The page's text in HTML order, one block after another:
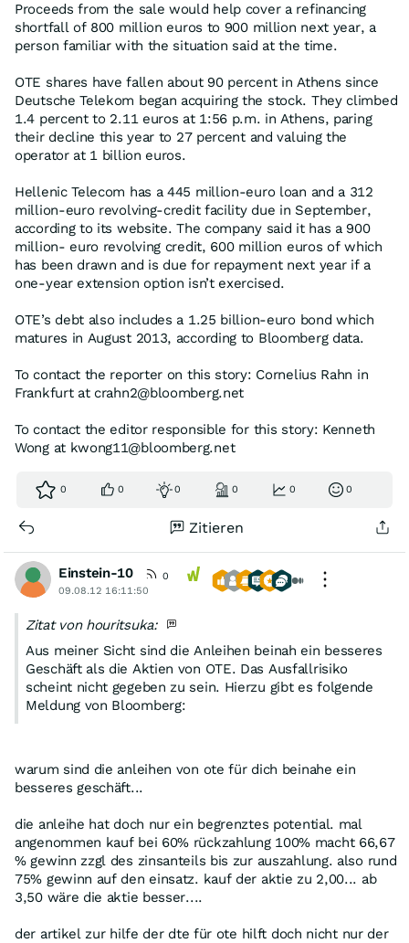
Proceeds from the sale would help cover a refinancing
shortfall of 800 million euros to 900 million next year, a
person familiar with the situation said at the time.
OTE shares have fallen about 90 percent in Athens since
Deutsche Telekom began acquiring the stock. They climbed
1.4 percent to 2.11 euros at 1:56 p.m. in Athens, paring
their decline this year to 27 percent and valuing the
operator at 1 billion euros.
Hellenic Telecom has a 445 million-euro loan and a 312
million-euro revolving-credit facility due in September,
according to its website. The company said it has a 900
million- euro revolving credit, 600 million euros of which
has been drawn and is due for repayment next year if a
one-year extension option isn’t exercised.
OTE’s debt also includes a 1.25 billion-euro bond which
matures in August 2013, according to Bloomberg data.
To contact the reporter on this story: Cornelius Rahn in
Frankfurt at crahn2@bloomberg.net
To contact the editor responsible for this story: Kenneth
Wong at kwong11@bloomberg.net
0 0 0 0 0 0
Zitieren
Einstein-10
0
09.08.12 16:11:50
Zitat von houritsuka:
Aus meiner Sicht sind die Anleihen beinah ein besseres
Geschäft als die Aktien von OTE. Das Ausfallrisiko
scheint nicht gegeben zu sein. Hierzu gibt es folgende
Meldung von Bloomberg:
warum sind die anleihen von ote für dich beinahe ein
besseres geschäft...
die anleihe hat doch nur ein begrenztes potential. mal
angenommen kauf bei 60% rückzahlung 100% macht 66,67
% gewinn zzgl des zinsanteils bis zur auszahlung. also rund
75% gewinn auf den einsatz. kauf der aktie zu 2,00... ab
3,50 wäre die aktie besser....
der artikel zur hilfe der dte für ote hilft doch nicht nur der